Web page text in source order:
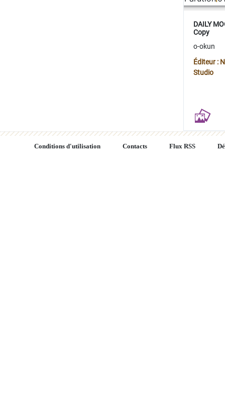
DAILY
Copy
o-okun
Éditeur :
Studio
Conditions d'utilisation Contacts Flux RSS